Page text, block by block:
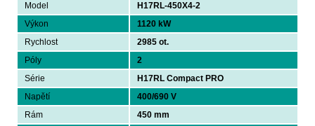
Model
H17RL-450X4-2
Výkon
1120 kW
Rychlost
2985 ot.
Póly
2
Série
H17RL Compact PRO
Napětí
400/690 V
Rám
450 mm